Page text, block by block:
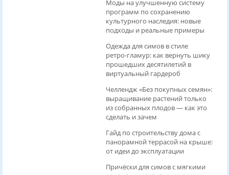
Моды на улучшенную систему
программ по сохранению
культурного наследия: новые
подходы и реальные примеры
Одежда для симов в стиле
ретро‑гламур: как вернуть шику
прошедших десятилетий в
виртуальный гардероб
Челлендж «Без покупных семян»:
выращивание растений только
из собранных плодов — как это
сделать и зачем
Гайд по строительству дома с
панорамной террасой на крыше:
от идеи до эксплуатации
Причёски для симов с мягкими